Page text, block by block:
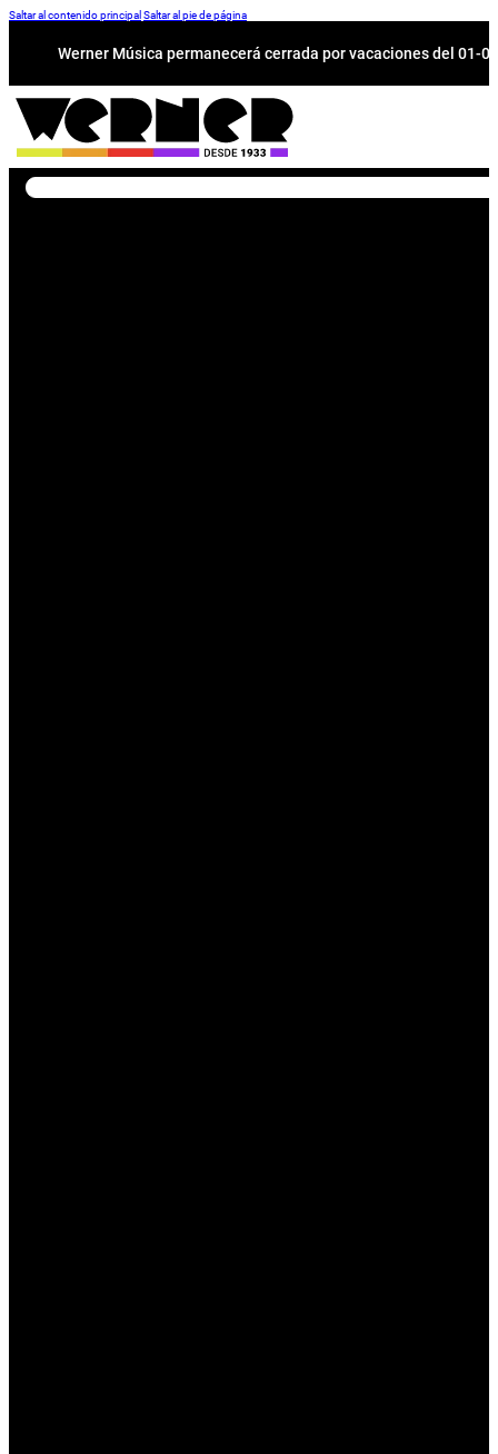
Saltar al contenido principal Saltar al pie de página
Werner Música permanecerá cerrada por vacaciones del 01-
Buscar